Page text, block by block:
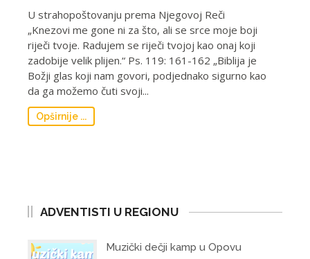
U strahopoštovanju prema Nјegovoj Reči
„Knezovi me gone ni za što, ali se srce moje boji
riječi tvoje. Radujem se riječi tvojoj kao onaj koji
zadobije velik plijen.“ Ps. 119: 161-162 „Biblija je
Božji glas koji nam govori, podjednako sigurno kao
da ga možemo čuti svoji...
Opširnije ...
ADVENTISTI U REGIONU
Muzički dečji kamp u Opovu